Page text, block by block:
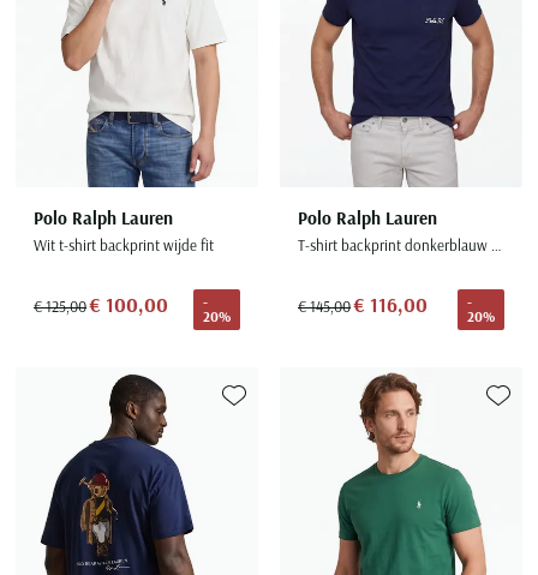
Polo Ralph Lauren
Wit t-shirt backprint wijde fit
€ 125,00€ 100,00
-
20%
Polo Ralph Lauren
T-shirt backprint donkerblauw Custom Slim Fit
€ 145,00€ 116,00
-
20%
Toevoegen aan favorieten